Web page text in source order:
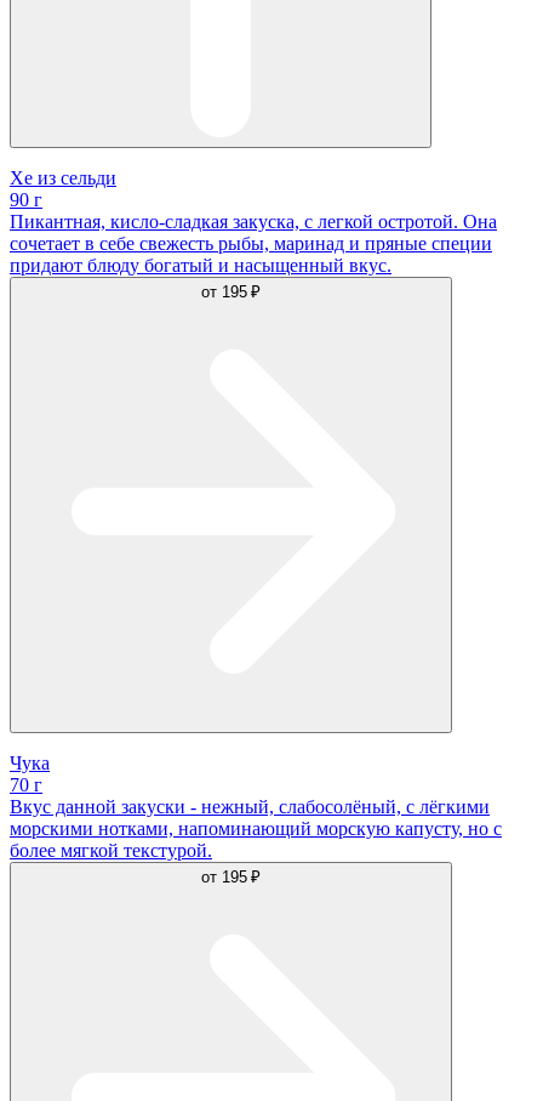
Хе из сельди
90 г
Пикантная, кисло-сладкая закуска, с легкой остротой. Она
сочетает в себе свежесть рыбы, маринад и пряные специи
придают блюду богатый и насыщенный вкус.
от 195 ₽
Чука
70 г
Вкус данной закуски - нежный, слабосолёный, с лёгкими
морскими нотками, напоминающий морскую капусту, но с
более мягкой текстурой.
от 195 ₽